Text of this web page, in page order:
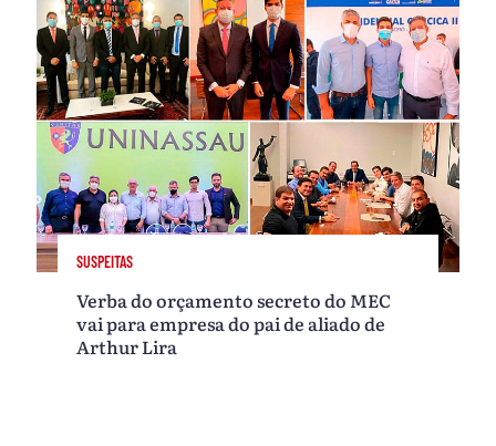
SUSPEITAS
Verba do orçamento secreto do MEC
vai para empresa do pai de aliado de
Arthur Lira